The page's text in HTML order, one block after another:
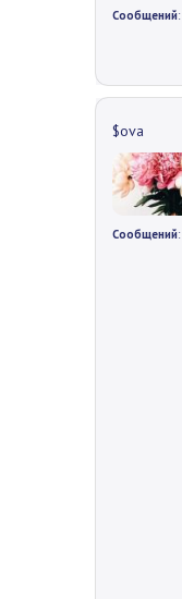
Сообщений
$ova
Сообщений